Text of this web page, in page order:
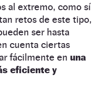
al extremo, como sí
retos de este tipo,
ser hasta
cuenta ciertas
fácilmente en una
eficiente y